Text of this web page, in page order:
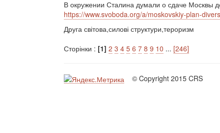
В окружении Сталина думали о сдаче Москвы
https://www.svoboda.org/a/moskovskiy-plan-
Друга світова,силові структури,тероризм
Сторінки : [1] 2 3 4 5 6 7 8 9 10 ... [246]
© Copyright 2015 CRS